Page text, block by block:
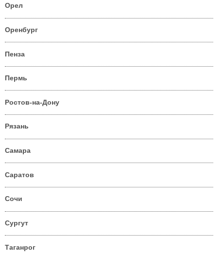
Орел
Оренбург
Пенза
Пермь
Ростов-на-Дону
Рязань
Самара
Саратов
Сочи
Сургут
Таганрог